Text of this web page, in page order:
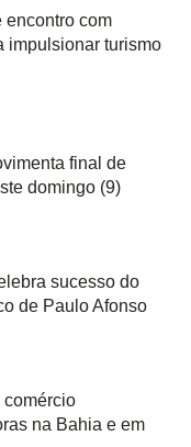
encontro com
impulsionar turismo
final de
domingo (9)
sucesso do
de Paulo Afonso
comércio
na Bahia e em